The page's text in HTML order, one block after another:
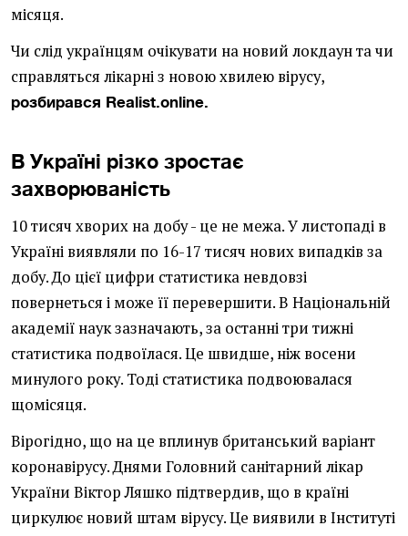
місяця.
Чи слід українцям очікувати на новий локдаун та чи
справляться лікарні з новою хвилею вірусу,
розбирався Realist.online.
В Україні різко зростає
захворюваність
10 тисяч хворих на добу - це не межа. У листопаді в
Україні виявляли по 16-17 тисяч нових випадків за
добу. До цієї цифри статистика невдовзі
повернеться і може її перевершити. В Національній
академії наук зазначають, за останні три тижні
статистика подвоїлася. Це швидше, ніж восени
минулого року. Тоді статистика подвоювалася
щомісяця.
Вірогідно, що на це вплинув британський варіант
коронавірусу. Днями Головний санітарний лікар
України Віктор Ляшко підтвердив, що в країні
циркулює новий штам вірусу. Це виявили в Інституті